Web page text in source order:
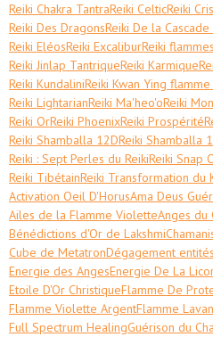
Reiki Chakra TantraReiki CelticReiki
Reiki Des DragonsReiki De la
Reiki EléosReiki ExcaliburReiki
Reiki Jinlap TantriqueReiki Karmique
Reiki KundaliniReiki Kwan Ying
Reiki LightarianReiki Ma'heo'oReiki
Reiki OrReiki PhoenixReiki Prospérité
Reiki Shamballa 12DReiki Shamballa
Reiki : Sept Perles du ReikiReiki Snap
Reiki TibétainReiki Transformation du
Activation Oeil D'HorusAma Deus
Ailes de la Flamme VioletteAnges du
Bénédictions d'Or de Lakshmi
Cube de MetatronDégagement
Energie des AngesEnergie De La
Etoile D'Or ChristiqueFlamme De
Flamme Violette ArgentFlamme
Full Spectrum HealingGuérison du